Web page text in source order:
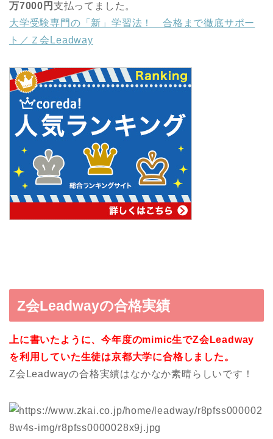
万7000円 支払ってました。
大学受験専門の「新」学習法！ 合格まで徹底サポー
ト／Ｚ会Leadway
Z会Leadwayの合格実績
上に書いたように、今年度のmimic生でZ会Leadway
を利用していた生徒は京都大学に合格しました。
Z会Leadwayの合格実績はなかなか素晴らしいです！